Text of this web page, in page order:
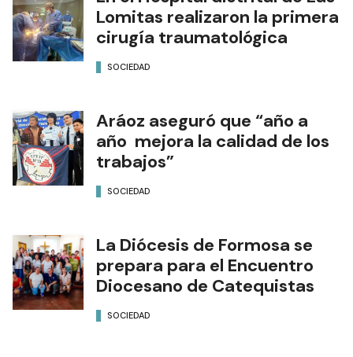
Lomitas realizaron la primera
cirugía traumatológica
SOCIEDAD
Aráoz aseguró que “año a
año mejora la calidad de los
trabajos”
SOCIEDAD
La Diócesis de Formosa se
prepara para el Encuentro
Diocesano de Catequistas
SOCIEDAD